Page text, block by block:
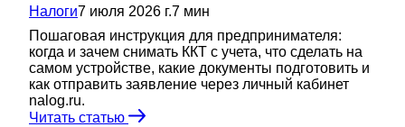
Налоги7 июля 2026 г.7 мин
Пошаговая инструкция для предпринимателя:
когда и зачем снимать ККТ с учета, что сделать на
самом устройстве, какие документы подготовить и
как отправить заявление через личный кабинет
nalog.ru.
Читать статью